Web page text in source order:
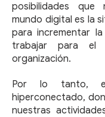
posibilidades
mundo digital es la
para incrementar
trabajar para
organización.
Por lo tanto,
hiperconectado,
nuestras